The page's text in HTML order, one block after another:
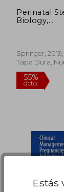
55%
dcto.
Perinatal
Biology,
Springer, 2019,
Tapa Dura,
Estás